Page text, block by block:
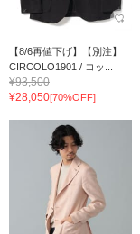
【8/6再値下げ】【別注】
CIRCOLO1901 / コッ...
¥93,500
¥28,050[70%OFF]